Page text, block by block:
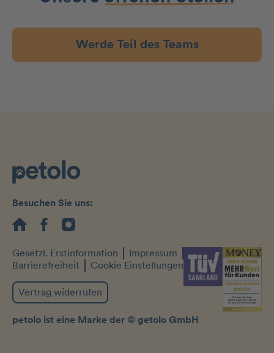
Werde Teil des Teams
Besuchen Sie uns:
Gesetzl. Erstinformation Impressum
Datenschutz
Barrierefreiheit
Cookie Einstellungen
Vertrag widerrufen
petolo ist eine Marke der © getolo GmbH